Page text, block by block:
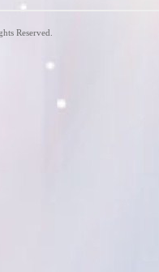
Reserved.